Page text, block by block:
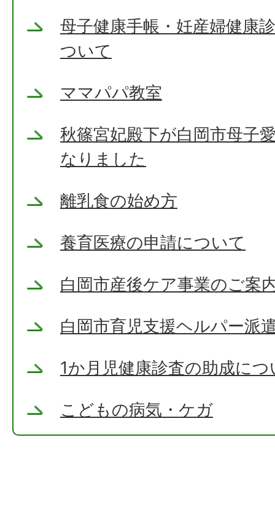
母子健康手帳・妊産婦健康
ついて
ママパパ教室
秋篠宮妃殿下が白岡市母子
なりました
離乳食の始め方
養育医療の申請について
白岡市産後ケア事業のご案
白岡市育児支援ヘルパー派
1か月児健康診査の助成につ
こどもの病気・ケガ